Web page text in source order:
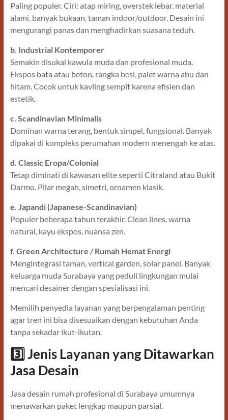
Paling populer. Ciri: atap miring, overstek lebar, material
alami, banyak bukaan, taman indoor/outdoor. Desain ini
mengurangi panas dan menghadirkan suasana teduh.
b. Industrial Kontemporer
Semakin disukai kawula muda dan profesional muda.
Ekspos bata atau beton, rangka besi, palet warna abu dan
hitam. Cocok untuk kavling sempit karena efisien dan
estetik.
c. Scandinavian Minimalis
Dominan warna terang, bentuk simpel, fungsional. Banyak
dipakai di kompleks perumahan modern menengah ke atas.
d. Classic Eropa/Colonial
Tetap diminati di kawasan elite seperti Citraland atau Bukit
Darmo. Pilar megah, simetri, ornamen klasik.
e. Japandi (Japanese-Scandinavian)
Populer beberapa tahun terakhir. Clean lines, warna
natural, kayu ekspos, nuansa zen.
f. Green Architecture / Rumah Hemat Energi
Mengintegrasi taman, vertical garden, solar panel. Banyak
keluarga muda Surabaya yang peduli lingkungan mulai
mencari desainer dengan spesialisasi ini.
Memilih penyedia layanan yang berpengalaman penting
agar tren ini bisa disesuaikan dengan kebutuhan Anda
tanpa sekadar ikut-ikutan.
3️Jenis Layanan yang Ditawarkan
Jasa Desain
Jasa desain rumah profesional di Surabaya umumnya
menawarkan paket lengkap maupun parsial.